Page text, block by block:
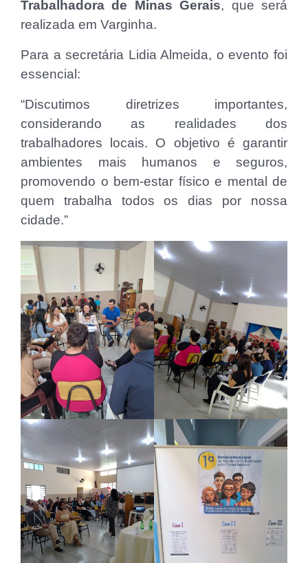
Trabalhadora de Minas Gerais, que será
realizada em Varginha.
Para a secretária Lidia Almeida, o evento foi
essencial:
“Discutimos diretrizes importantes,
considerando as realidades dos
trabalhadores locais. O objetivo é garantir
ambientes mais humanos e seguros,
promovendo o bem-estar físico e mental de
quem trabalha todos os dias por nossa
cidade.”